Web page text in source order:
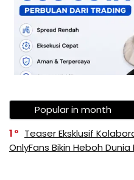
Popular in month
1
Teaser Eksklusif
OnlyFans Bikin Heboh Dunia